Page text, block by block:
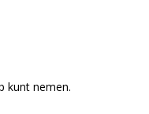
kunt nemen.